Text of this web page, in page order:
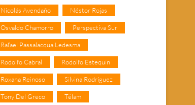
Nicolás Avendaño Néstor Rojas
Osvaldo Chamorro Perspectiva Sur
Rafael Passalacqua Ledesma
Rodolfo Cabral Rodolfo Estequin
Roxana Reinoso Silvina Rodríguez
Tony Del Greco Télam